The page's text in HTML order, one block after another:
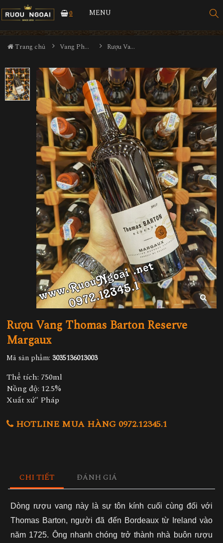
0 MENU
Trang chủ Vang Pháp Rượu Vang Thomas Barton Reserve Margaux
Rượu Vang Thomas Barton Reserve
Margaux
Mã sản phẩm: 3035136013003
Thể tích: 750ml
Nồng độ: 12.5%
Xuất xứ" Pháp
HOTLINE MUA HÀNG 0972.12345.1
CHI TIẾT ĐÁNH GIÁ
Dòng rượu vang này là sự tôn kính cuối cùng đối với
Thomas Barton, người đã đến Bordeaux từ Ireland vào
năm 1725. Ông nhanh chóng trở thành nhà buôn rượu